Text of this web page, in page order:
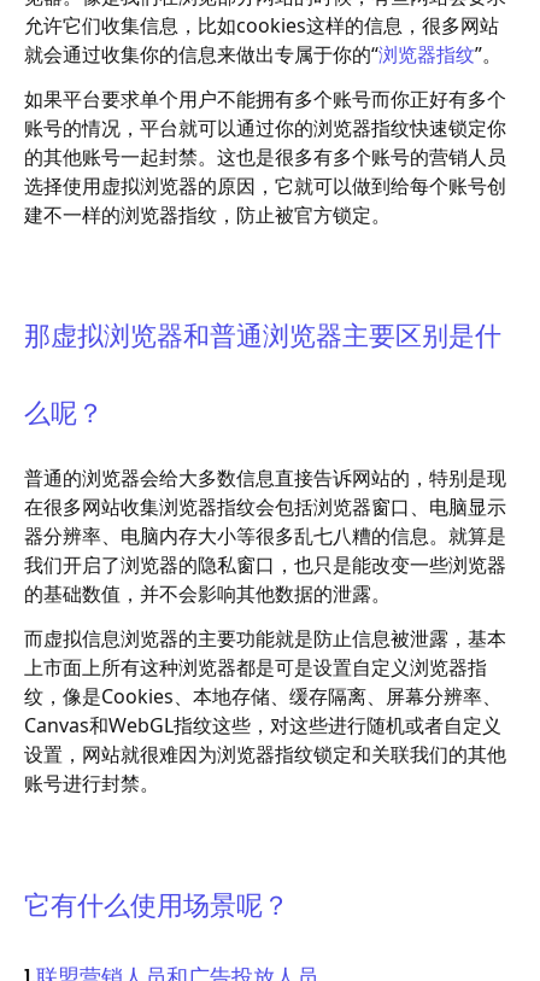
允许它们收集信息，比如cookies这样的信息，很多网站
就会通过收集你的信息来做出专属于你的“浏览器指纹”。
如果平台要求单个用户不能拥有多个账号而你正好有多个
账号的情况，平台就可以通过你的浏览器指纹快速锁定你
的其他账号一起封禁。这也是很多有多个账号的营销人员
选择使用虚拟浏览器的原因，它就可以做到给每个账号创
建不一样的浏览器指纹，防止被官方锁定。
那虚拟浏览器和普通浏览器主要区别是什
么呢？
普通的浏览器会给大多数信息直接告诉网站的，特别是现
在很多网站收集浏览器指纹会包括浏览器窗口、电脑显示
器分辨率、电脑内存大小等很多乱七八糟的信息。就算是
我们开启了浏览器的隐私窗口，也只是能改变一些浏览器
的基础数值，并不会影响其他数据的泄露。
而虚拟信息浏览器的主要功能就是防止信息被泄露，基本
上市面上所有这种浏览器都是可是设置自定义浏览器指
纹，像是Cookies、本地存储、缓存隔离、屏幕分辨率、
Canvas和WebGL指纹这些，对这些进行随机或者自定义
设置，网站就很难因为浏览器指纹锁定和关联我们的其他
账号进行封禁。
它有什么使用场景呢？